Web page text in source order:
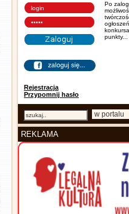
Rejestracja
Przypomnij hasło
Po
punkty...
REKLAMA